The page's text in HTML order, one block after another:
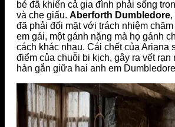
bé đã khiến cả gia đình phải sống
và che giấu. Aberforth Dumbledore,
đã phải đối mặt với trách nhiệm
em gái, một gánh nặng mà họ gánh
cách khác nhau. Cái chết của Ariana
điểm của chuỗi bi kịch, gây ra vết rạn
hàn gắn giữa hai anh em